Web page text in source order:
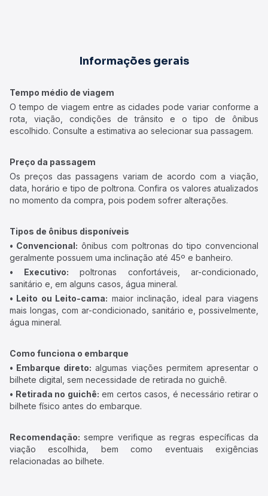
Informações gerais
Tempo médio de viagem
O tempo de viagem entre as cidades pode variar conforme a
rota, viação, condições de trânsito e o tipo de ônibus
escolhido. Consulte a estimativa ao selecionar sua passagem.
Preço da passagem
Os preços das passagens variam de acordo com a viação,
data, horário e tipo de poltrona. Confira os valores atualizados
no momento da compra, pois podem sofrer alterações.
Tipos de ônibus disponíveis
• Convencional: ônibus com poltronas do tipo convencional
geralmente possuem uma inclinação até 45º e banheiro.
• Executivo: poltronas confortáveis, ar-condicionado,
sanitário e, em alguns casos, água mineral.
• Leito ou Leito-cama: maior inclinação, ideal para viagens
mais longas, com ar-condicionado, sanitário e, possivelmente,
água mineral.
Como funciona o embarque
• Embarque direto: algumas viações permitem apresentar o
bilhete digital, sem necessidade de retirada no guichê.
• Retirada no guichê: em certos casos, é necessário retirar o
bilhete físico antes do embarque.
Recomendação: sempre verifique as regras específicas da
viação escolhida, bem como eventuais exigências
relacionadas ao bilhete.